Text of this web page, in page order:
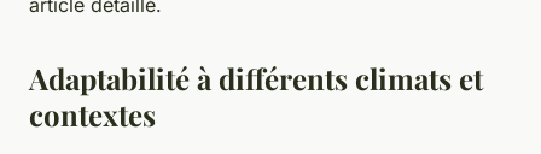
Adaptabilité à différents climats et
contextes